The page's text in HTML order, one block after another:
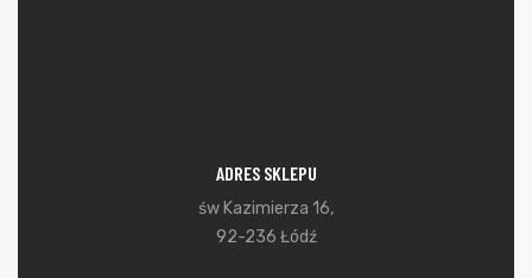
ADRES SKLEPU
św Kazimierza 16,
92-236 Łódź